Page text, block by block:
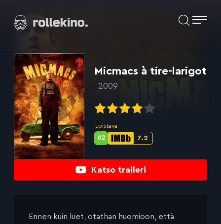
suoraan
sisältöön
Elokuvat ja elokuva-arviot | Rollekino.fi
lopputekstien
jälkeen.
Katso traileri
Micmacs à tire-larigot
2009
Loistava
IMDb-
7.2
Metascore-
62
Ennen kuin luet, otathan huomioon, että